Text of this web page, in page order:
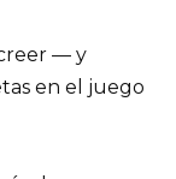
— y
en el juego